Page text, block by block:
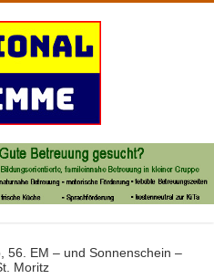
56. EM – und Sonnenschein –
Moritz